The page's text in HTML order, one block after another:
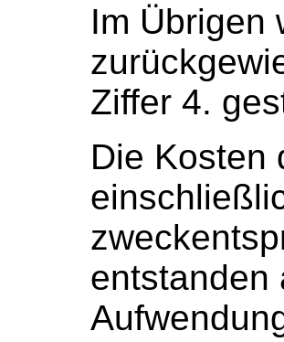
Im Übrigen
Ziffer 4.
Die Kosten
entstanden